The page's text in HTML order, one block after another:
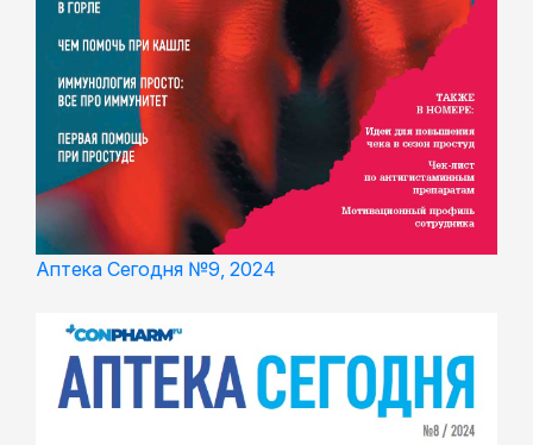
Аптека Сегодня №9, 2024